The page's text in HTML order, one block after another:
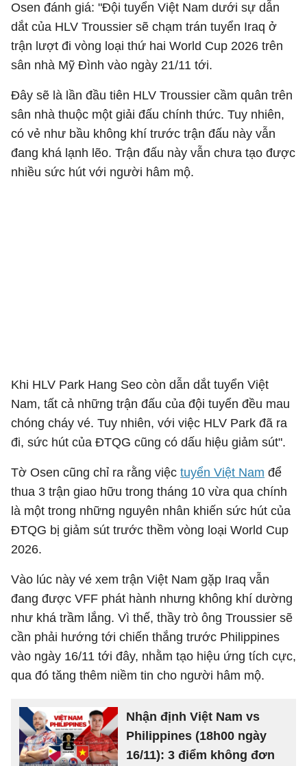
Osen đánh giá: "Đội tuyển Việt Nam dưới sự dẫn
dắt của HLV Troussier sẽ chạm trán tuyển Iraq ở
trận lượt đi vòng loại thứ hai World Cup 2026 trên
sân nhà Mỹ Đình vào ngày 21/11 tới.
Đây sẽ là lần đầu tiên HLV Troussier cầm quân trên
sân nhà thuộc một giải đấu chính thức. Tuy nhiên,
có vẻ như bầu không khí trước trận đấu này vẫn
đang khá lạnh lẽo. Trận đấu này vẫn chưa tạo được
nhiều sức hút với người hâm mộ.
Khi HLV Park Hang Seo còn dẫn dắt tuyển Việt
Nam, tất cả những trận đấu của đội tuyển đều mau
chóng cháy vé. Tuy nhiên, với việc HLV Park đã ra
đi, sức hút của ĐTQG cũng có dấu hiệu giảm sút".
Tờ Osen cũng chỉ ra rằng việc tuyển Việt Nam để
thua 3 trận giao hữu trong tháng 10 vừa qua chính
là một trong những nguyên nhân khiến sức hút của
ĐTQG bị giảm sút trước thềm vòng loại World Cup
2026.
Vào lúc này vé xem trận Việt Nam gặp Iraq vẫn
đang được VFF phát hành nhưng không khí dường
như khá trầm lắng. Vì thế, thầy trò ông Troussier sẽ
cần phải hướng tới chiến thắng trước Philippines
vào ngày 16/11 tới đây, nhằm tạo hiệu ứng tích cực,
qua đó tăng thêm niềm tin cho người hâm mộ.
Nhận định Việt Nam vs
Philippines (18h00 ngày
16/11): 3 điểm không đơn